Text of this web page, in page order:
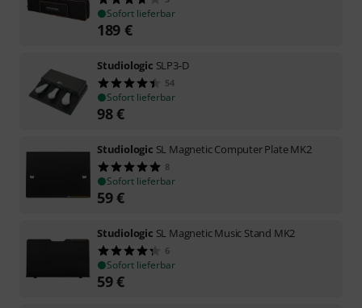
Sofort lieferbar
189 €
Studiologic SLP3-D
54
Sofort lieferbar
98€
Studiologic SL Magnetic Computer Plate MK2
8
Sofort lieferbar
59€
Studiologic SL Magnetic Music Stand MK2
6
Sofort lieferbar
59€